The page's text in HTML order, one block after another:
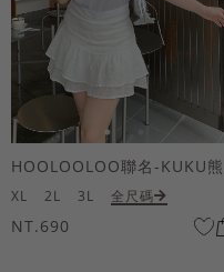
XL 2L 3L 全尺碼
NT.690